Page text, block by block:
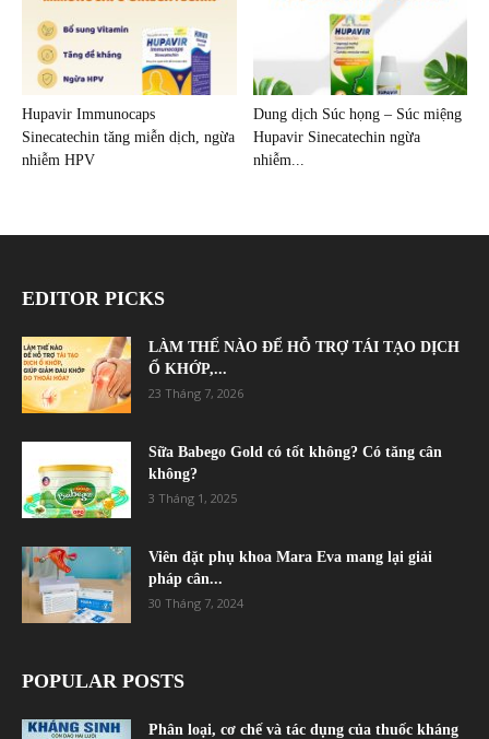
Hupavir Immunocaps
Sinecatechin tăng miễn dịch, ngừa
nhiễm HPV
Dung dịch Súc họng – Súc miệng
Hupavir Sinecatechin ngừa
nhiễm...
EDITOR PICKS
LÀM THẾ NÀO ĐỂ HỖ TRỢ TÁI TẠO DỊCH
Ổ KHỚP,...
23 Tháng 7, 2026
Sữa Babego Gold có tốt không? Có tăng cân
không?
3 Tháng 1, 2025
Viên đặt phụ khoa Mara Eva mang lại giải
pháp cân...
30 Tháng 7, 2024
POPULAR POSTS
Phân loại, cơ chế và tác dụng của thuốc kháng